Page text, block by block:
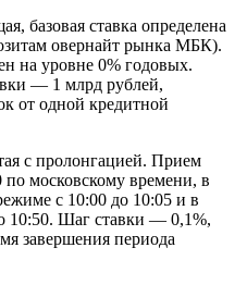
базовая ставка определена
овернайт рынка МБК).
на уровне 0% годовых.
— 1 млрд рублей,
от одной кредитной
с пролонгацией. Прием
по московскому времени, в
с 10:00 до 10:05 и в
10:50. Шаг ставки — 0,1%,
завершения периода